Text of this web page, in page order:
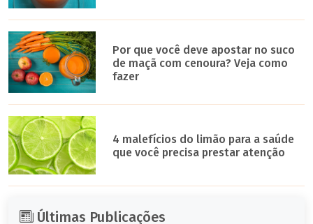
Por que você deve apostar no suco
de maçã com cenoura? Veja como
fazer
4 malefícios do limão para a saúde
que você precisa prestar atenção
Últimas Publicações